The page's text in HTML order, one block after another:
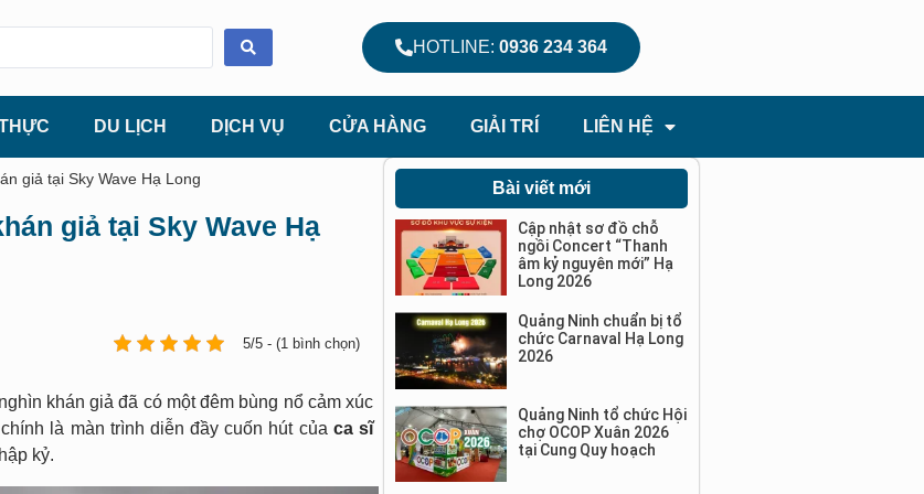
HOTLINE:0936 234 364
DU LỊCH DỊCH VỤ CỬA HÀNG GIẢI TRÍ LIÊN HỆ
giả tại Sky Wave Hạ Long
giả tại Sky Wave Hạ
5/5 - (1 bình chọn)
khán giả đã có một đêm bùng nổ cảm xúc
là màn trình diễn đầy cuốn hút của ca sĩ
kỷ.
Bài viết mới
Cập nhật sơ đồ chỗ
ngồi Concert “Thanh
âm kỷ nguyên mới” Hạ
Long 2026
Quảng Ninh chuẩn bị tổ
chức Carnaval Hạ Long
2026
Quảng Ninh tổ chức Hội
chợ OCOP Xuân 2026
tại Cung Quy hoạch